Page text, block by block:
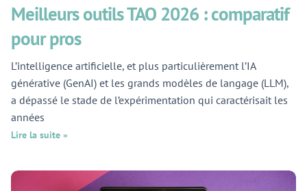
Meilleurs outils TAO 2026 : comparatif
pour pros
L’intelligence artificielle, et plus particulièrement l’IA
générative (GenAI) et les grands modèles de langage (LLM),
a dépassé le stade de l’expérimentation qui caractérisait les
années
Lire la suite »